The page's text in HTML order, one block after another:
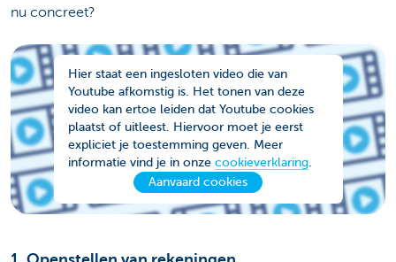
nu concreet?
Hier staat een ingesloten video die van
Youtube afkomstig is. Het tonen van deze
video kan ertoe leiden dat Youtube cookies
plaatst of uitleest. Hiervoor moet je eerst
expliciet je toestemming geven. Meer
informatie vind je in onze cookieverklaring.
Aanvaard cookies